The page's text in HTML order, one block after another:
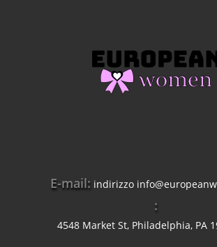
E-mail: indirizzo
:
4548 Market St, Philadelphia, PA